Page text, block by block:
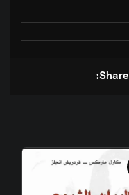
Share: